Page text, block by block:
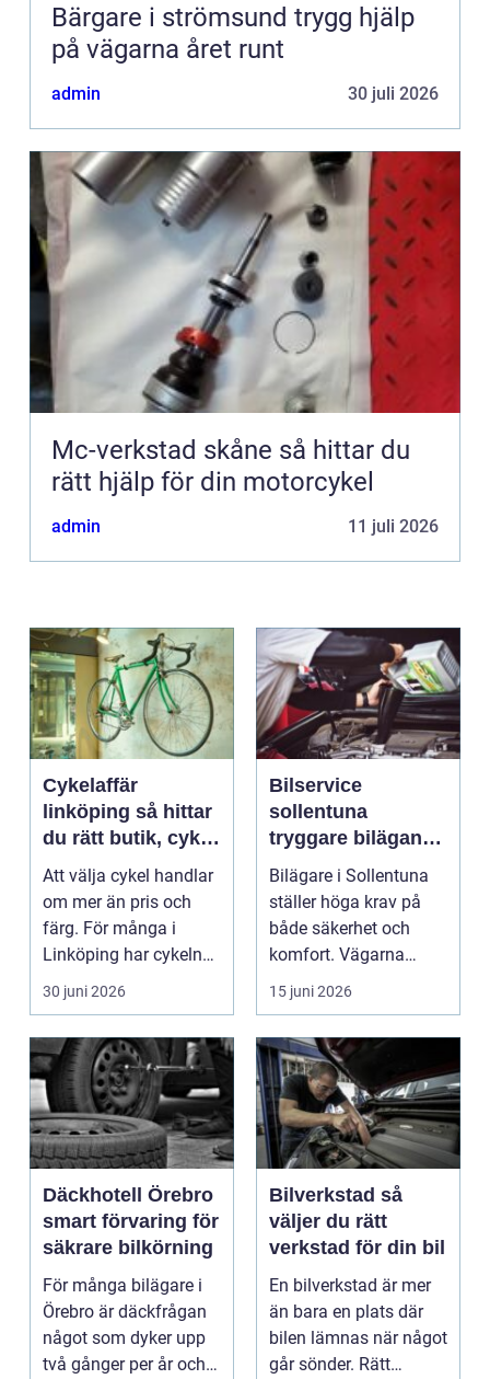
Bärgare i strömsund trygg hjälp
på vägarna året runt
admin 30 juli 2026
Mc-verkstad skåne så hittar du
rätt hjälp för din motorcykel
admin 11 juli 2026
Cykelaffär
linköping så hittar
du rätt butik, cykel
och service
Att välja cykel handlar
om mer än pris och
färg. För många i
Linköping har cykeln
blivit en viktig d...
30 juni 2026
Bilservice
sollentuna
tryggare bilägande
året runt
Bilägare i Sollentuna
ställer höga krav på
både säkerhet och
komfort. Vägarna
växlar mellan
motorväg...
15 juni 2026
Däckhotell Örebro
smart förvaring för
säkrare bilkörning
För många bilägare i
Örebro är däckfrågan
något som dyker upp
två gånger per år och
Bilverkstad så
väljer du rätt
verkstad för din bil
En bilverkstad är mer
än bara en plats där
bilen lämnas när något
går sönder. Rätt